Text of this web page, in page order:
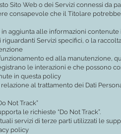
Sito Web o dei Servizi connessi da
consapevole che il Titolare
in aggiunta alle informazioni
Servizi specifici, o la
ed alla manutenzione,
le interazioni e che possono
in questa policy
al trattamento dei Dati
Not Track”
le richieste “Do Not Track”.
servizi di terze parti utilizzati le
policy